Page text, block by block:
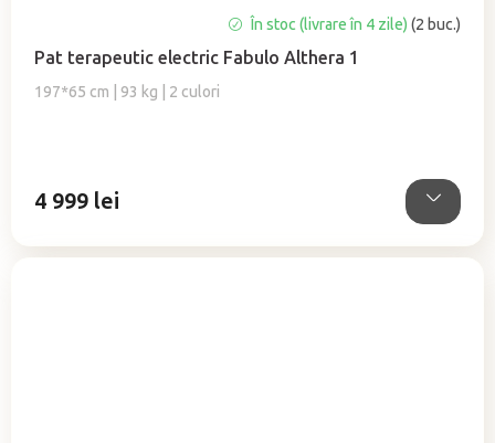
Pat terapeutic electric Fabulo Althera 1
197*65 cm | 93 kg | 2 culori
În stoc (livrare în 4 zile) (2 buc.)
4 999 lei